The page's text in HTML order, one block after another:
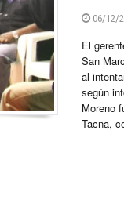
06/12/
El
San
al
según
Moreno
Tacna,